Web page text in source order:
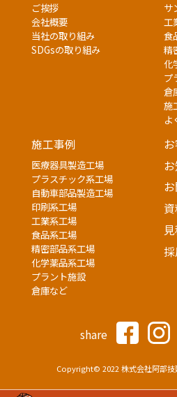
ご挨拶
会社概要
当社の取り組み
SDGsの取り組み
サ
工
食
精
化
プ
倉
施
よ
施工事例
医療器具製造工場
プラスチック系工場
自動車部品製造工場
印刷系工場
工業系工場
食品系工場
精密部品系工場
化学薬品系工場
プラント施設
倉庫など
share
Copyright© 2022 株式会社阿部技